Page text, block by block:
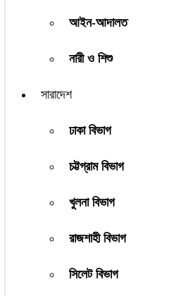
আইন-আদালত
নারী ও শিশু
সারাদেশ
ঢাকা বিভাগ
চট্টগ্রাম বিভাগ
খুলনা বিভাগ
রাজশাহী বিভাগ
সিলেট বিভাগ